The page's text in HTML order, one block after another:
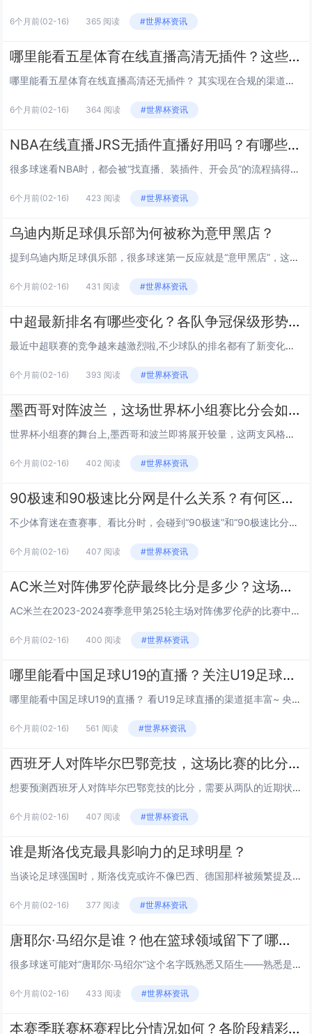
6个月前(02-16) 365 阅读 #世界杯资讯
哪里能看五星体育在线直播高清无插件？这些实用渠道和技巧请收好
哪里能看五星体育在线直播高清还无插件？ 其实现在合规的渠道不少，既保证画质又安全省心，下面就详细说说这些实用的方法和技巧。 官方+合规合作平台，直播源最靠谱 看五星体育直播,官方渠道+合规合作平台是最稳妥的选择，直播源清晰稳定，还不用担...
6个月前(02-16) 364 阅读 #世界杯资讯
NBA在线直播JRS无插件直播好用吗？有哪些特点和注意事项？
很多球迷看NBA时，都会被“找直播、装插件、开会员”的流程搞得头疼，JRS无插件直播作为免费看球的热门选择，到底值不值得用？和正版平台比有啥区别？用的时候要注意什么？咱们结合球迷的真实体验，一步步拆解这些问题。 JRS无插件直播的核心...
6个月前(02-16) 423 阅读 #世界杯资讯
乌迪内斯足球俱乐部为何被称为意甲黑店？
提到乌迪内斯足球俱乐部，很多球迷第一反应就是“意甲黑店”，这个听起来带点调侃的称呼，背后藏着怎样的足球故事？今天我们就来聊聊这支意甲球队的独特标签。 “黑店”的核心含义——低买高卖的转会魔法 在足球圈，“黑店”可不是贬义词，更多是对球队...
6个月前(02-16) 431 阅读 #世界杯资讯
中超最新排名有哪些变化？各队争冠保级形势如何？
最近中超联赛的竞争越来越激烈啦,不少球队的排名都有了新变化，球迷们肯定很关心最新的排名情况和各队的形势吧？今天咱们就来聊聊中超最新排名以及背后的争冠、保级故事~ 中超最新排名：头部竞争胶着，保级区“暗战”升级 截至2024年8月中旬...
6个月前(02-16) 393 阅读 #世界杯资讯
墨西哥对阵波兰，这场世界杯小组赛比分会如何？
世界杯小组赛的舞台上,墨西哥和波兰即将展开较量，这两支风格迥异的球队碰面，究竟会踢出怎样的比分？咱们从几个关键角度来聊聊，看看能不能找到一些线索。 两队近期竞技状态分析 墨西哥这边,世界杯前的热身赛里，他们先后和厄瓜多尔、瑞典等队交手，...
6个月前(02-16) 402 阅读 #世界杯资讯
90极速和90极速比分网是什么关系？有何区别？
不少体育迷在查赛事、看比分时，会碰到“90极速”和“90极速比分网”这两个平台，它们名字很像，功能却好像有区别？到底是一家的不同产品，还是完全独立的平台？今天咱们就把这层“迷雾”拨开，看看它们的关系和区别到底在哪。 基本定位：“90极...
6个月前(02-16) 407 阅读 #世界杯资讯
AC米兰对阵佛罗伦萨最终比分是多少？这场比赛有哪些关键看点？
AC米兰在2023-2024赛季意甲第25轮主场对阵佛罗伦萨的比赛中，最终以2-1的比分战胜对手，这场胜利不仅帮助AC米兰巩固了欧冠区竞争优势，也让佛罗伦萨冲击欧战的希望暂时受挫，我们从比赛进程、战术表现和联赛影响三个维度,深入拆解这场对决...
6个月前(02-16) 400 阅读 #世界杯资讯
哪里能看中国足球U19的直播？关注U19足球直播有哪些要点？
哪里能看中国足球U19的直播？ 看U19足球直播的渠道挺丰富~ 央视体育（CCTV5/央视体育APP） 有核心赛事版权，信号稳定、解说专业，像亚青赛预选赛这类国际赛事基本都能在这找到；咪咕视频 主打互动体验，解说风格多样，还能发弹幕和球迷...
6个月前(02-16) 561 阅读 #世界杯资讯
西班牙人对阵毕尔巴鄂竞技，这场比赛的比分会如何？
想要预测西班牙人对阵毕尔巴鄂竞技的比分，需要从两队的近期状态、历史交锋、战术风格等多个维度来分析,我们一步步拆解来看。 两队近期状态分析 先看联赛表现，西班牙人近5场西甲拿到2胜1平2负的成绩，进攻端场均能打进1.2球，但防守端场均要丢...
6个月前(02-16) 407 阅读 #世界杯资讯
谁是斯洛伐克最具影响力的足球明星？
当谈论足球强国时，斯洛伐克或许不像巴西、德国那样被频繁提及，但这片土地同样孕育出不少在足坛留下深刻印记的明星，从历史传奇到现役核心，再到崭露头角的新星，斯洛伐克足球明星们用各自的方式诠释着足球的魅力,也推动着本国足球的发展。 历史传奇：约...
6个月前(02-16) 377 阅读 #世界杯资讯
唐耶尔·马绍尔是谁？他在篮球领域留下了哪些独特印记？
很多球迷可能对“唐耶尔·马绍尔”这个名字既熟悉又陌生——熟悉是因为他曾创造单场12记三分的震撼纪录，陌生是因为他的生涯故事远不止这一个高光时刻，这位90年代入行的锋线球员，用精准的投射和独特的赛场智慧,在NBA留下了属于自己的篇章。 球员...
6个月前(02-16) 433 阅读 #世界杯资讯
本赛季联赛杯赛程比分情况如何？各阶段精彩对决有哪些？